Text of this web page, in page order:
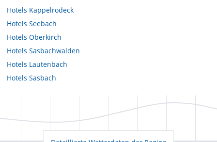
Hotels Kappelrodeck
Hotels Seebach
Hotels Oberkirch
Hotels Sasbachwalden
Hotels Lautenbach
Hotels Sasbach